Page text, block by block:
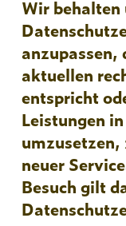
Wir behalten
anzupassen,
aktuellen
entspricht
Leistungen
neuer
Besuch gilt